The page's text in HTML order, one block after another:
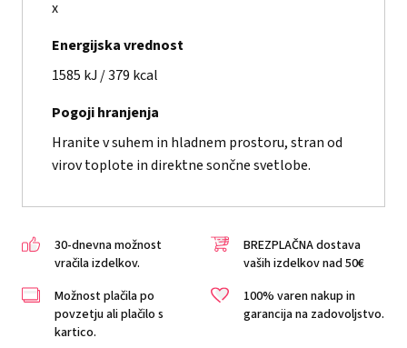
x
Energijska vrednost
1585 kJ / 379 kcal
Pogoji hranjenja
Hranite v suhem in hladnem prostoru, stran od
virov toplote in direktne sončne svetlobe.
30-dnevna možnost
vračila izdelkov.
BREZPLAČNA dostava
vaših izdelkov nad 50€
Možnost plačila po
povzetju ali plačilo s
kartico.
100% varen nakup in
garancija na zadovoljstvo.